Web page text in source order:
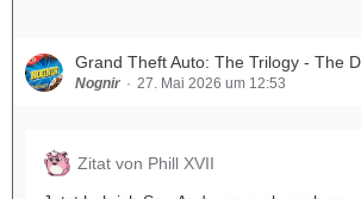
Grand Theft Auto: The Trilogy - The
Nognir 27. Mai 2026 um 12:53
Zitat von Phill XVII